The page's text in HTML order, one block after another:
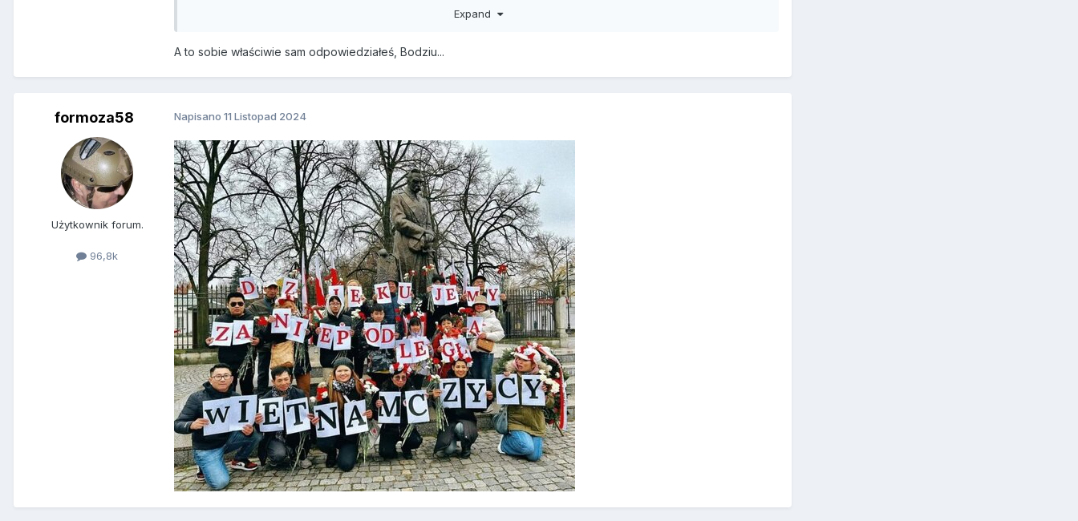
Expand
A to sobie właściwie sam odpowiedziałeś, Bodziu...
formoza58
Użytkownik forum.
96,8k
Napisano 11 Listopad 2024